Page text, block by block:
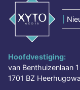
Hoofdvestiging:
van Benthuizenlaan 1
1701 BZ